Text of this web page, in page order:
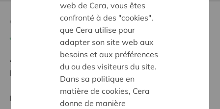
Geschichte sichtbar machen
Ambition:
Des quartiers chaleureux et bienveillants
pour tous
Projet régional
web de Cera, vous êtes
confronté à des "cookies",
que Cera utilise pour
adapter son site web aux
besoins et aux préférences
du ou des visiteurs du site.
Dans sa politique en
matière de cookies, Cera
donne de manière